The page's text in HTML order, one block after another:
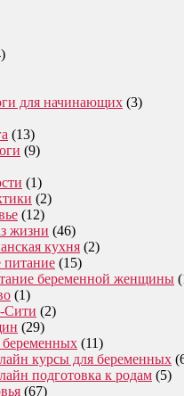
для начинающих (3)
(13)
(9)
(1)
(2)
(12)
жизни (46)
кухня (2)
питание (15)
беременной женщины
(1)
Сити (2)
(29)
беременных (11)
курсы для беременных
подготовка к родам (5)
(67)